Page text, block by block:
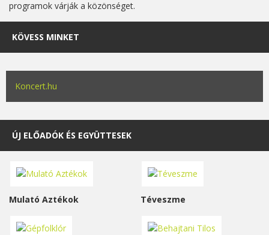
programok várják a közönséget.
KÖVESS MINKET
Koncert.hu
ÚJ ELŐADÓK ÉS EGYÜTTESEK
Mulató Aztékok Téveszme